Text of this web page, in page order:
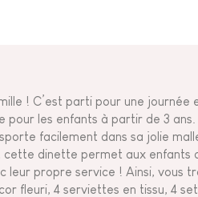
! C’est parti pour une journée
les enfants à partir de 3 ans.
facilement dans sa jolie
cette dinette permet aux enfants
leur propre service ! Ainsi, vous
fleuri, 4 serviettes en tissu, 4